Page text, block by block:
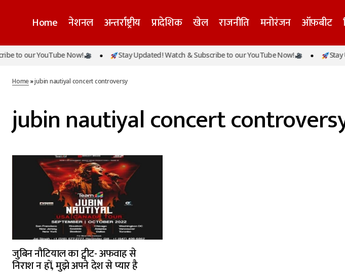
Home नेशनल अन्तर्राष्ट्रीय प्रादेशिक खेल राजनीति मनोरंजन ऑफ़बीट
to our YouTube Now! Stay Updated! Watch & Subscribe to our YouTube Now! Stay
Home»jubin nautiyal concert controversy
jubin nautiyal concert
जुबिन नौटियाल का ट्वीट- अफवाह से
निराश न हों, मुझे अपने देश से प्यार है